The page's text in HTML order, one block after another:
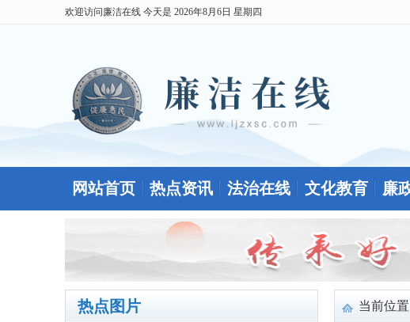
欢迎访问廉洁在线 今天是 2026年8月6日 星期四
网站首页 热点资讯 法治在线 文化教育 廉
热点图片 当前位置